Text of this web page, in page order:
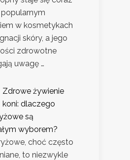
w kosmetykach
skóry, a jego
zdrowotne
uwagę …
Zdrowe żywienie
koni: dlaczego
są
wyborem?
choć często
to niezwykle